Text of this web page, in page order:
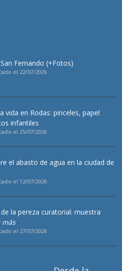
Fernando (+Fotos)
el 22/07/2026
vida en Rodas: pinceles, papel
infantiles
el 25/07/2026
el abasto de agua en la ciudad de
el 12/07/2026
la pereza curatorial: muestra
más
el 27/07/2026